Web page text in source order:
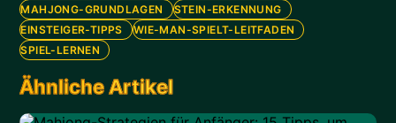
MAHJONG-GRUNDLAGEN
STEIN-ERKENNUNG
EINSTEIGER-TIPPS
WIE-MAN-SPIELT-LEITFADEN
SPIEL-LERNEN
Ähnliche Artikel